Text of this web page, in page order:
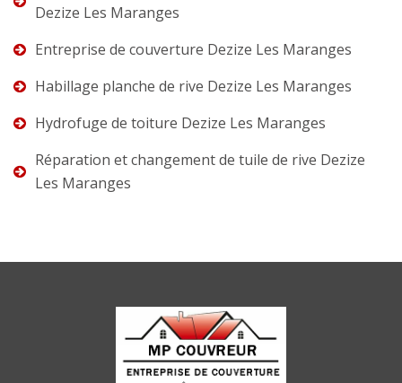
Dezize Les Maranges
Entreprise de couverture Dezize Les Maranges
Habillage planche de rive Dezize Les Maranges
Hydrofuge de toiture Dezize Les Maranges
Réparation et changement de tuile de rive Dezize
Les Maranges